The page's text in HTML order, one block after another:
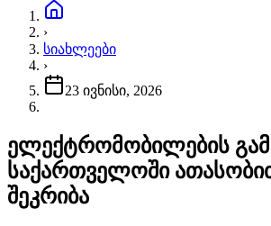
›
სიახლეები
›
23 ივნისი, 2026
ელექტრომობილების
საქართველოში
შეკრიბა